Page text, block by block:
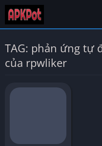
TAG: phản ứng tự
của rpwliker